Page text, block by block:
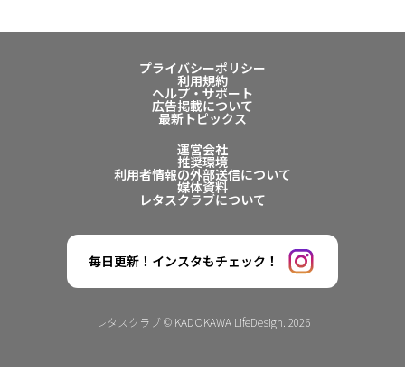
プライバシーポリシー
利用規約
ヘルプ・サポート
広告掲載について
最新トピックス
運営会社
推奨環境
利用者情報の外部送信について
媒体資料
レタスクラブについて
毎日更新！インスタもチェック！
レタスクラブ © KADOKAWA LifeDesign. 2026